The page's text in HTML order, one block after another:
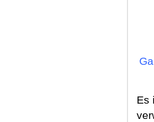
Es